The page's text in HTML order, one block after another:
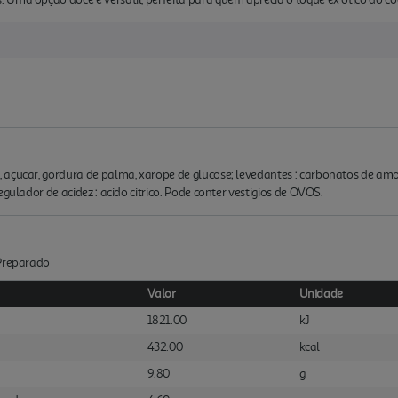
açucar, gordura de palma, xarope de glucose; levedantes : carbonatos de
de acidez : acido citrico. Pode conter vestigios de OVOS.
Valor
Unidade
1821.00
kJ
432.00
kcal
9.80
g